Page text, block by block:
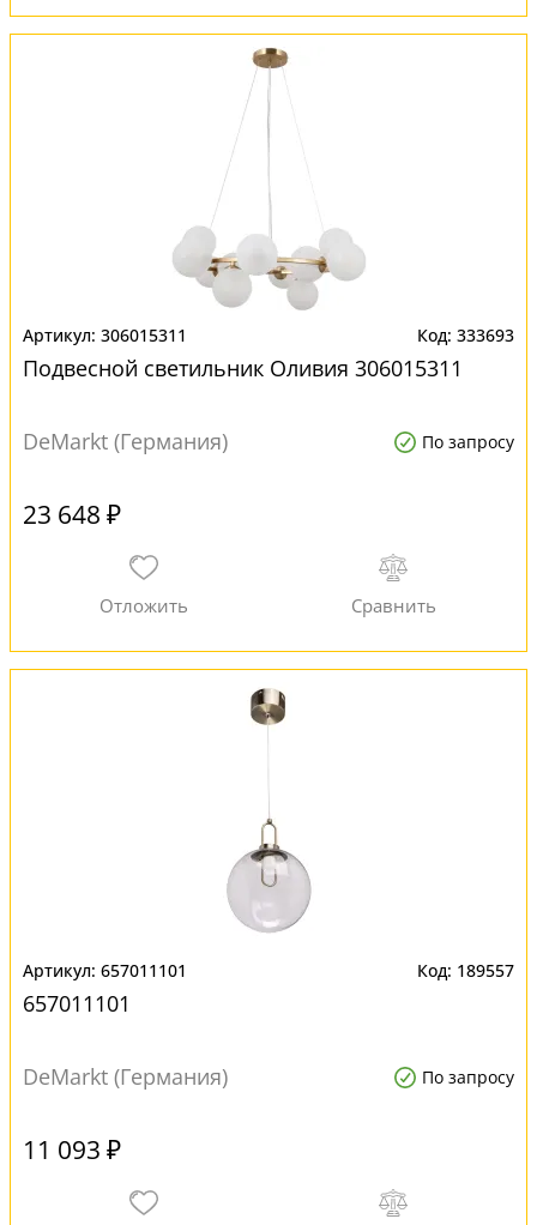
306015311 333693
Подвесной светильник Оливия 306015311
DeMarkt (Германия) По запросу
23 648 ₽
657011101 189557
657011101
DeMarkt (Германия) По запросу
11 093 ₽